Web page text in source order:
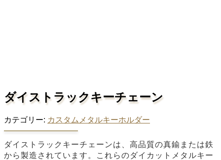
ダイストラックキーチェーン
カテゴリー: カスタムメタルキーホルダー
ダイストラックキーチェーンは、高品質の真鍮または鉄
から製造されています。これらのダイカットメタルキー